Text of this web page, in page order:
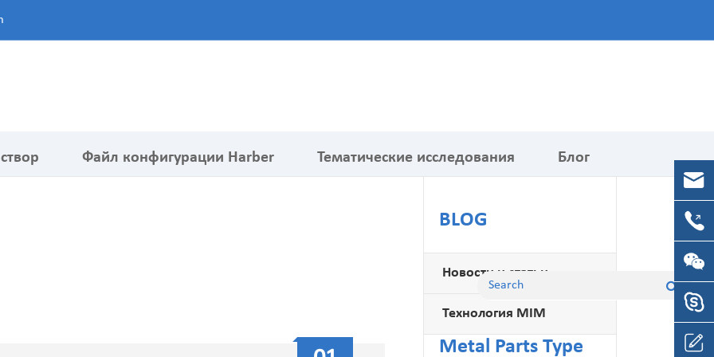
фрезерная деталь с ЧПУ
Файл конфигурации Harber Тематические исследования Блог
BLOG
Новости и статьи
Технология MIM
Metal Parts Type